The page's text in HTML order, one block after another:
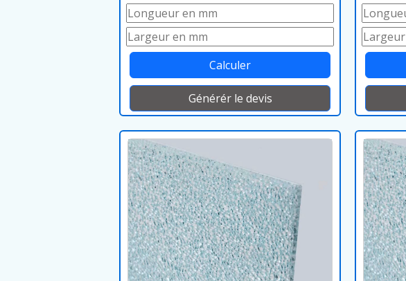
Calculer
Générér le devis